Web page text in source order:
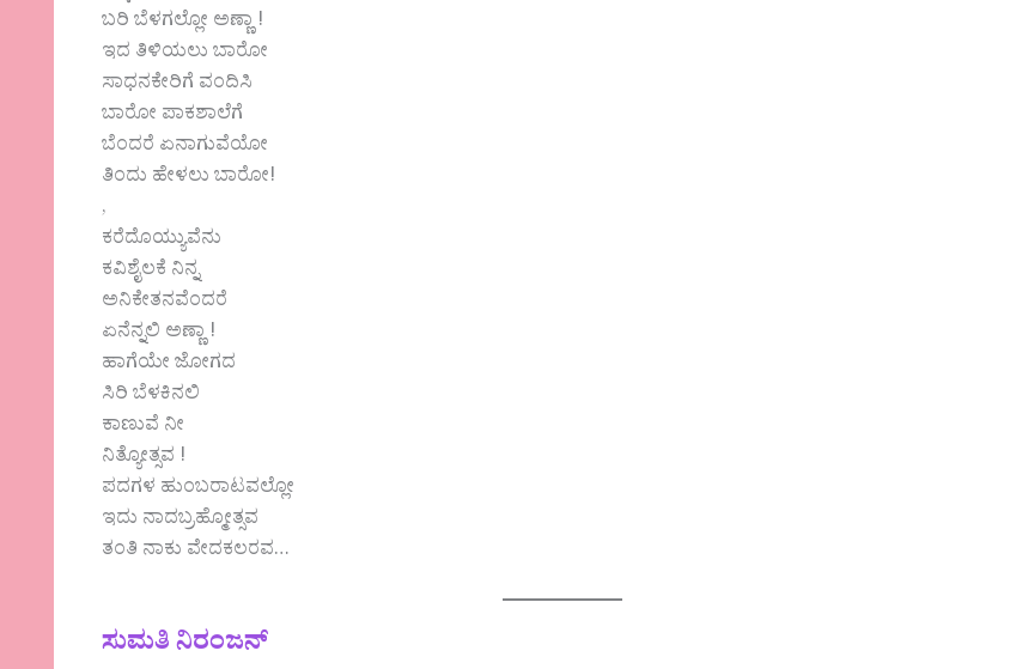
ಬರಿ ಬೆಳಗಲ್ಲೋ ಅಣ್ಣಾ !
ಇದ ತಿಳಿಯಲು ಬಾರೋ
ಸಾಧನಕೇರಿಗೆ ವಂದಿಸಿ
ಬಾರೋ ಪಾಕಶಾಲೆಗೆ
ಬೆಂದರೆ ಏನಾಗುವೆಯೋ
ತಿಂದು ಹೇಳಲು ಬಾರೋ!
,
ಕರೆದೊಯ್ಯುವೆನು
ಕವಿಶೈಲಕೆ ನಿನ್ನ
ಅನಿಕೇತನವೆಂದರೆ
ಏನೆನ್ನಲಿ ಅಣ್ಣಾ !
ಹಾಗೆಯೇ ಜೋಗದ
ಸಿರಿ ಬೆಳಕಿನಲಿ
ಕಾಣುವೆ ನೀ
ನಿತ್ಯೋತ್ಸವ !
ಪದಗಳ ಹುಂಬರಾಟವಲ್ಲೋ
ಇದು ನಾದಬ್ರಹ್ಮೋತ್ಸವ
ತಂತಿ ನಾಕು ವೇದಕಲರವ…
ಸುಮತಿ ನಿರಂಜನ್